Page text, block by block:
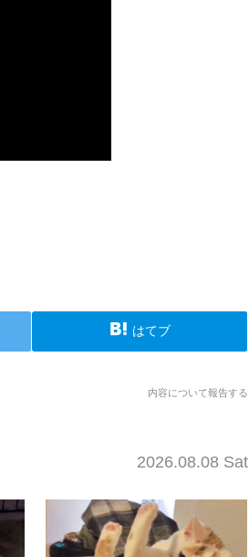
はてブ
内容について報告する
2026.08.08 Sat